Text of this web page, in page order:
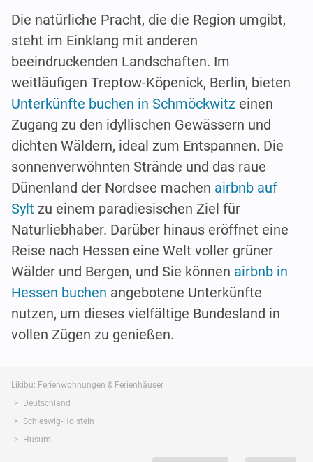
Die natürliche Pracht, die die Region umgibt,
steht im Einklang mit anderen
beeindruckenden Landschaften. Im
weitläufigen Treptow-Köpenick, Berlin, bieten
Unterkünfte buchen in Schmöckwitz einen
Zugang zu den idyllischen Gewässern und
dichten Wäldern, ideal zum Entspannen. Die
sonnenverwöhnten Strände und das raue
Dünenland der Nordsee machen airbnb auf
Sylt zu einem paradiesischen Ziel für
Naturliebhaber. Darüber hinaus eröffnet eine
Reise nach Hessen eine Welt voller grüner
Wälder und Bergen, und Sie können airbnb in
Hessen buchen angebotene Unterkünfte
nutzen, um dieses vielfältige Bundesland in
vollen Zügen zu genießen.
Likibu: Ferienwohnungen & Ferienhäuser
Deutschland
Schleswig-Holstein
Husum